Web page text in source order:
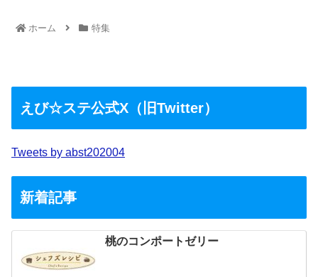
ホーム 特集
えび☆ステ公式X（旧Twitter）
Tweets by abst202004
新着記事
桃のコンポートゼリー